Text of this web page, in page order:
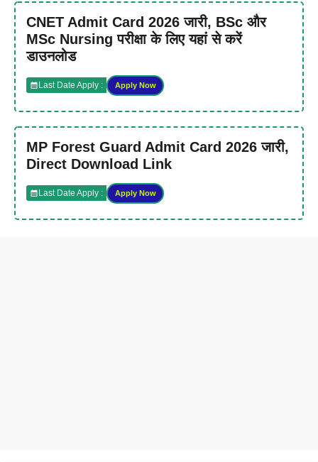
CNET Admit Card 2026 जारी, BSc और
MSc Nursing परीक्षा के लिए यहां से करें
डाउनलोड
Last Date Apply : Apply Now
MP Forest Guard Admit Card 2026 जारी,
Direct Download Link
Last Date Apply : Apply Now